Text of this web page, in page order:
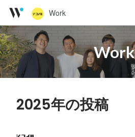
Work
Work
2025年の投稿